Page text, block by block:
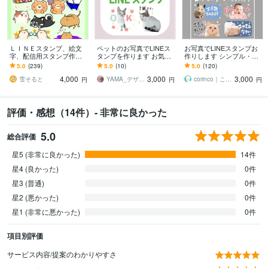
ＬＩＮＥスタンプ、絵文
字、配信用スタンプ作成
します かわいい系からシ
ュール系まで様々な絵柄
に対応いたします
5.0 (239)
雪そると
4,000 円
ペットのお写真でLINEス
タンプを作ります お気に
入りの写真をLINEスタン
プに！
5.0 (10)
YAMA_デザイン 3,000 円
お写真でLINEスタンプお
作りします シンプル・コ
ンパクトなデザイン｜ど
んなお写真もご相談下さ
い
5.0 (120)
corinco｜こりんこ 3,000 円
評価・感想（14件）- 非常に良かった
総合評価 5.0
星5 (非常に良かった)
14件
星4 (良かった)
0件
星3 (普通)
0件
星2 (悪かった)
0件
星1 (非常に悪かった)
0件
項目別評価
サービス内容/提案のわかりやすさ